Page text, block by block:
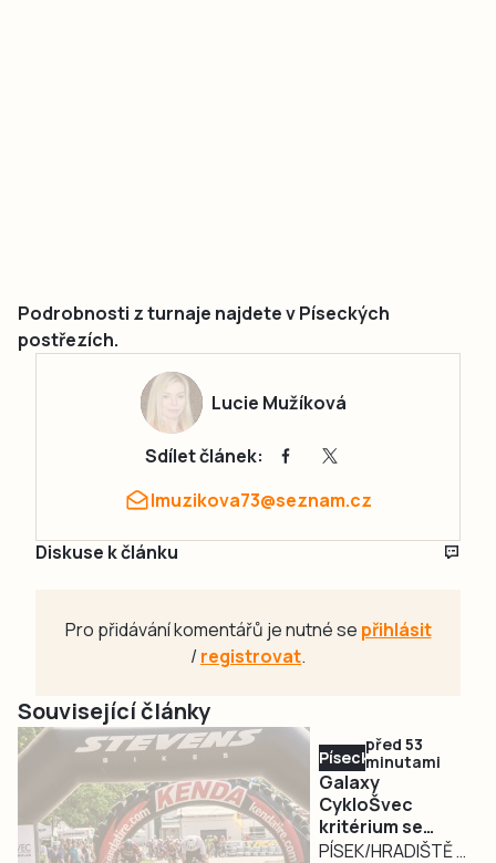
Podrobnosti z turnaje najdete v Píseckých
postřezích.
Lucie Mužíková
Sdílet článek:
lmuzikova73@seznam.cz
Diskuse k článku
Pro přidávání komentářů je nutné se přihlásit
/registrovat.
Související články
Písecko
před 53
minutami
Galaxy
CykloŠvec
kritérium se
vrací na Hradiště
PÍSEK/HRADIŠTĚ –